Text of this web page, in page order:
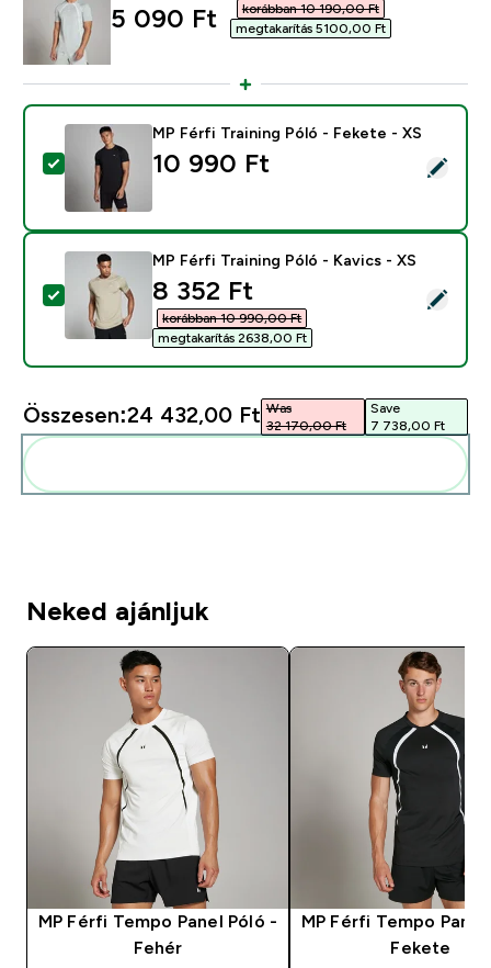
discounted price
5 090 Ft‎
korábban 10 190,00 Ft‎
megtakarítás 5100,00 Ft‎
Termék kiválasztása - MP Férfi Training Póló - Fekete -
MP Férfi Training Póló - Fekete - XS
10 990 Ft‎
Termék kiválasztása - MP Férfi Training Póló - Kavics -
MP Férfi Training Póló - Kavics - XS
discounted price
8 352 Ft‎
korábban 10 990,00 Ft‎
megtakarítás 2638,00 Ft‎
Összesen:24 432,00 Ft‎ Was
32 170,00 Ft‎
Save
7 738,00 Ft‎
Neked ajánljuk
MP Férfi Tempo Panel Póló -
Fehér
MP Férfi Tempo
Fekete